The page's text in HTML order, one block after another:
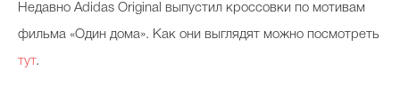
Недавно Adidas Original выпустил кроссовки по мотивам
фильма «Один дома». Как они выглядят можно посмотреть
тут.